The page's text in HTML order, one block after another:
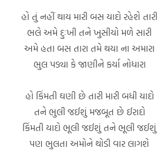
હો તું નહીં થાય મારી બસ યાદો રહેશે તારી
ભલે અમે દુઃખી તને ખુસીયો મળે સારી
અમે હતા બસ તારા તમે થયા ના અમારા
ભુલ પડ્યા કે જાણીને કર્યા નોધારા
હો કિંમતી ઘણી છે તારી મારી બધી યાદો
તને ભુલી જઈશું મજબૂત છે ઈરાદો
કિંમતી યાદો ભૂલી જઈશું તને ભૂલી જઈશું
પણ ભુલતા અમોને થોડી વાર લાગશે